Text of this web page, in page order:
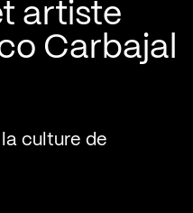
artiste
Carbajal
culture de